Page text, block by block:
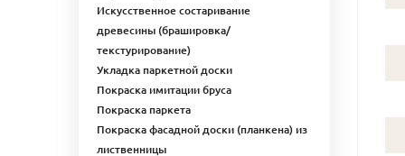
Искусственное состаривание
древесины (брашировка/
текстурирование)
Укладка паркетной доски
Покраска имитации бруса
Покраска паркета
Покраска фасадной доски (планкена) из
лиственницы